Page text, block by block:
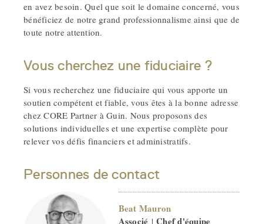
en avez besoin. Quel que soit le domaine concerné, vous
bénéficiez de notre grand professionnalisme ainsi que de
toute notre attention.
Vous cherchez une fiduciaire ?
Si vous recherchez une fiduciaire qui vous apporte un
soutien compétent et fiable, vous êtes à la bonne adresse
chez CORE Partner à Guin. Nous proposons des
solutions individuelles et une expertise complète pour
relever vos défis financiers et administratifs.
Personnes de contact
Beat Mauron
Associé |Chef d'équipe